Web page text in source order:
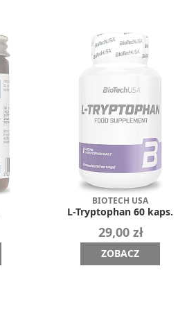
BIOTECH USA
L-Tryptophan 60 kaps.
29,00 zł
ZOBACZ